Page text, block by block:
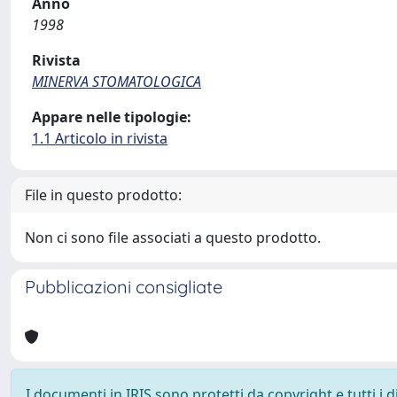
1998
Rivista
MINERVA STOMATOLOGICA
Appare nelle tipologie:
1.1 Articolo in rivista
File in questo prodotto:
Non ci sono file associati a questo prodotto.
Pubblicazioni consigliate